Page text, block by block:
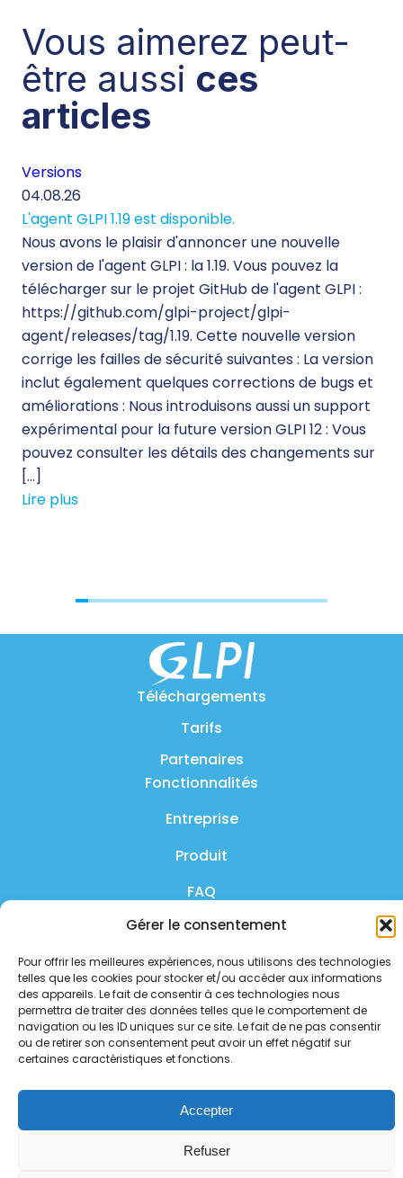
Gérer le consentement
Pour offrir les meilleures expériences, nous utilisons des technologies
telles que les cookies pour stocker et/ou accéder aux informations
des appareils. Le fait de consentir à ces technologies nous
permettra de traiter des données telles que le comportement de
navigation ou les ID uniques sur ce site. Le fait de ne pas consentir
ou de retirer son consentement peut avoir un effet négatif sur
certaines caractéristiques et fonctions.
Accepter
Refuser
Vous aimerez peut-
être aussi ces
articles
Versions
04.08.26
L'agent GLPI 1.19 est disponible.
Nous avons le plaisir d'annoncer une nouvelle
version de l'agent GLPI : la 1.19. Vous pouvez la
télécharger sur le projet GitHub de l'agent GLPI :
https://github.com/glpi-project/glpi-
agent/releases/tag/1.19. Cette nouvelle version
corrige les failles de sécurité suivantes : La version
inclut également quelques corrections de bugs et
améliorations : Nous introduisons aussi un support
expérimental pour la future version GLPI 12 : Vous
pouvez consulter les détails des changements sur
[…]
Lire plus
Téléchargements
Tarifs
Partenaires
Fonctionnalités
Entreprise
Produit
FAQ
Nous contacter
Politique de confidentialité
Politique de sécurité
Statut des services
Suivez-nous sur les réseaux
sociaux